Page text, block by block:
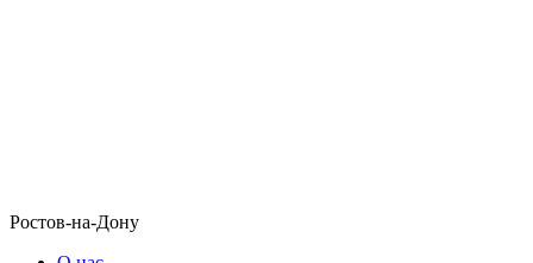
Ростов-на-Дону